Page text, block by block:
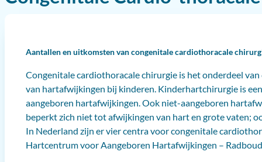
Aantallen en uitkomsten van congenitale cardiothoracale
Congenitale cardiothoracale chirurgie is het onderdeel
van hartafwijkingen bij kinderen. Kinderhartchirurgie is
aangeboren hartafwijkingen. Ook niet-aangeboren
beperkt zich niet tot afwijkingen van hart en grote vaten;
In Nederland zijn er vier centra voor congenitale
Hartcentrum voor Aangeboren Hartafwijkingen –